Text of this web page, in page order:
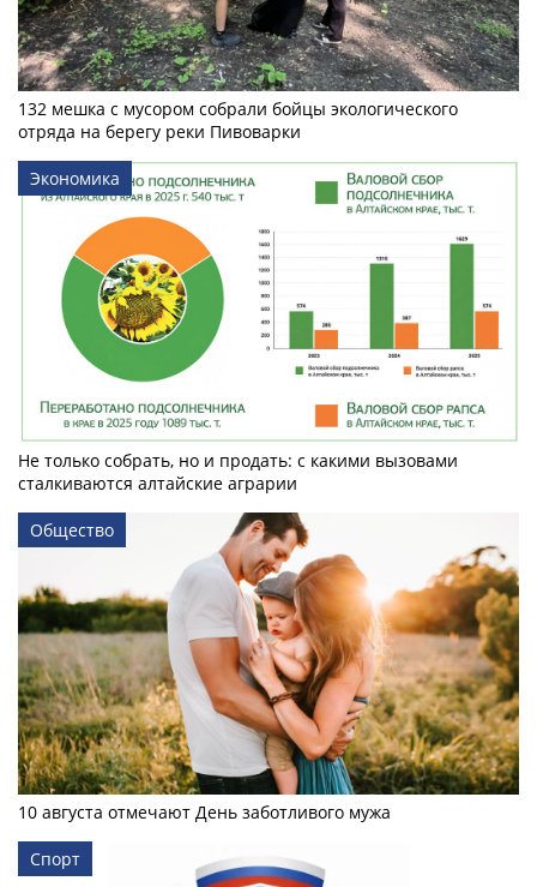
132 мешка с мусором собрали бойцы экологического
отряда на берегу реки Пивоварки
Экономика
Не только собрать, но и продать: с какими вызовами
сталкиваются алтайские аграрии
Общество
10 августа отмечают День заботливого мужа
Спорт